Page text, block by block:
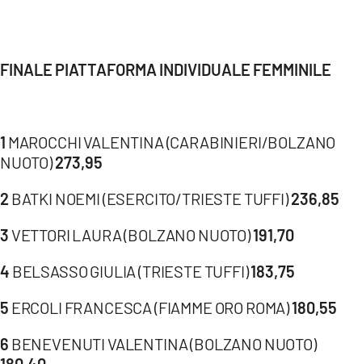
FINALE PIATTAFORMA INDIVIDUALE FEMMINILE
1 MAROCCHI VALENTINA (CARABINIERI/BOLZANO
NUOTO)273,95
2 BATKI NOEMI (ESERCITO/TRIESTE TUFFI)236,85
3VETTORI LAURA (BOLZANO NUOTO)191,70
4 BELSASSO GIULIA (TRIESTE TUFFI)183,75
5 ERCOLI FRANCESCA (FIAMME ORO ROMA)180,55
6 BENEVENUTI VALENTINA (BOLZANO NUOTO)